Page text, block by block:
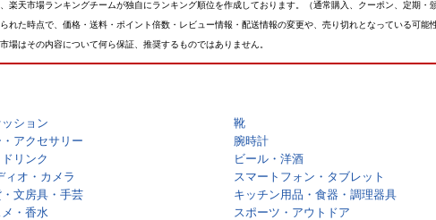
天市場ランキングチームが独自にランキング順位を作成しております。（通常購入、クーポン、定期
た時点で、価格・送料・ポイント倍数・レビュー情報・配送情報の変更や、売り切れとなっている可能
はその内容について何ら保証、推奨するものではありません。
ション 靴
アクセサリー 腕時計
リンク ビール・洋酒
ィオ・カメラ スマートフォン・タブレット
文房具・手芸 キッチン用品・食器・調理器具
・香水 スポーツ・アウトドア